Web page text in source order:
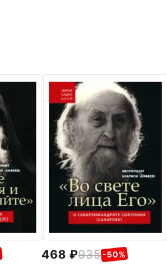
468 935 -50%